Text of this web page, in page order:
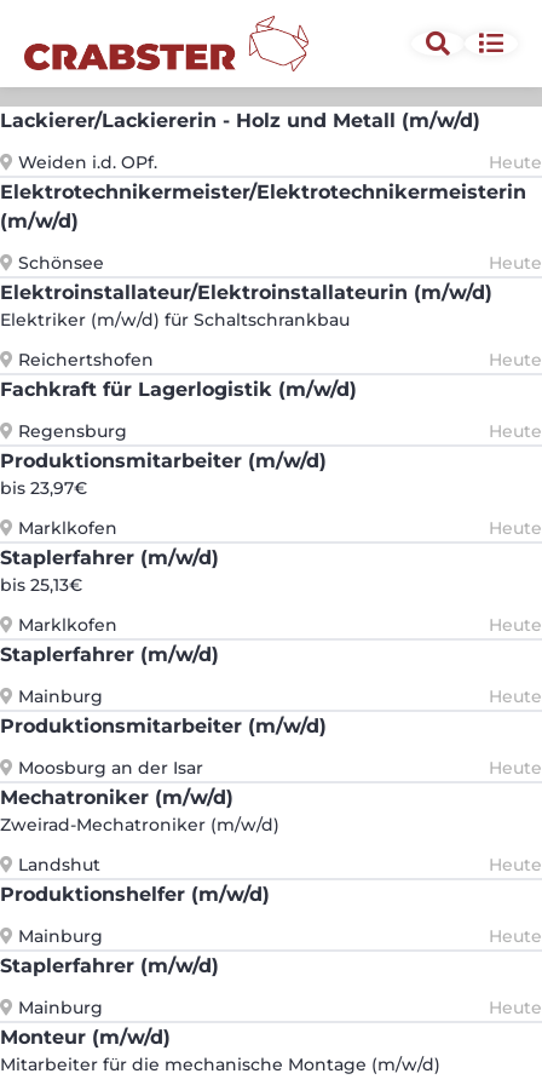
PLZ oder Ort
Erneut suchen
Lackierer/Lackiererin - Holz und Metall (m/w/d)
Weiden i.d. OPf. Heute
Elektrotechnikermeister/Elektrotechnikermeisterin
(m/w/d)
Schönsee Heute
Elektroinstallateur/Elektroinstallateurin (m/w/d)
Elektriker (m/w/d) für Schaltschrankbau
Reichertshofen
Heute
Fachkraft für Lagerlogistik (m/w/d)
Regensburg Heute
Produktionsmitarbeiter (m/w/d)
bis 23,97€
Marklkofen
Heute
Staplerfahrer (m/w/d)
bis 25,13€
Marklkofen
Heute
Staplerfahrer (m/w/d)
Mainburg Heute
Produktionsmitarbeiter (m/w/d)
Moosburg an der Isar Heute
Mechatroniker (m/w/d)
Zweirad-Mechatroniker (m/w/d)
Landshut
Heute
Produktionshelfer (m/w/d)
Mainburg Heute
Staplerfahrer (m/w/d)
Mainburg Heute
Monteur (m/w/d)
Mitarbeiter für die mechanische Montage (m/w/d)